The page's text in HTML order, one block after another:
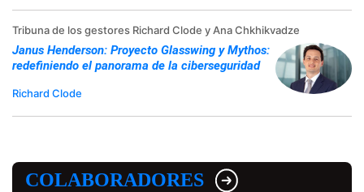
Tribuna de los gestores Richard Clode y Ana Chkhikvadze
Janus Henderson: Proyecto Glasswing y Mythos:
redefiniendo el panorama de la ciberseguridad
Richard Clode
COLABORADORES